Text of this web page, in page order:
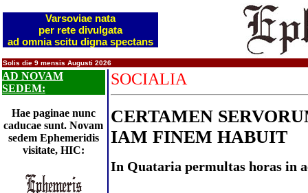
Varsoviae nata
per rete divulgata
ad omnia scitu digna spectans
Solis die 9 mensis Augusti 2026
AD NOVAM
SEDEM:
Hae paginae nunc
caducae sunt. Novam
sedem Ephemeridis
visitate, HIC:
SOCIALIA
CERTAMEN
IAM FINEM HABUIT
In Quataria permultas horas in